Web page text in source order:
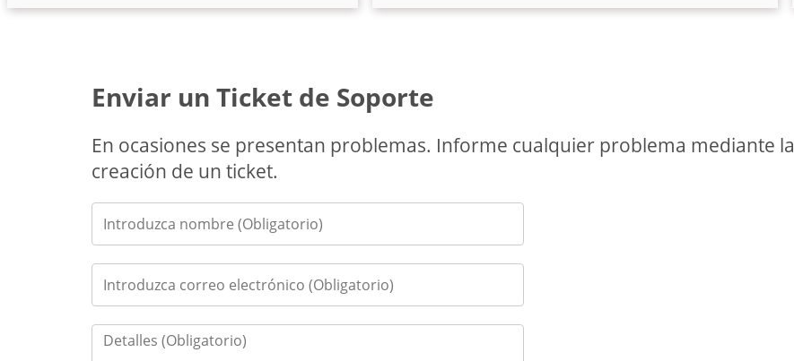
Enviar un Ticket de Soporte
En ocasiones se presentan problemas. Informe cualquier problema mediante la
creación de un ticket.